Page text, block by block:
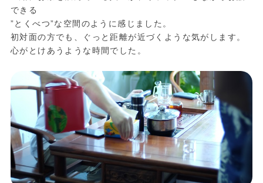
できる
”とくべつ”な空間のように感じました。
初対面の方でも、ぐっと距離が近づくような気がします。
心がとけあうような時間でした。